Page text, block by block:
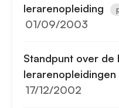
lerarenopleiding
01/09/2003
Standpunt over de
lerarenopleidingen
17/12/2002